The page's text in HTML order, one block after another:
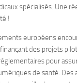
spécialisés. Une
!
européens
des projets
pour
de santé. Des